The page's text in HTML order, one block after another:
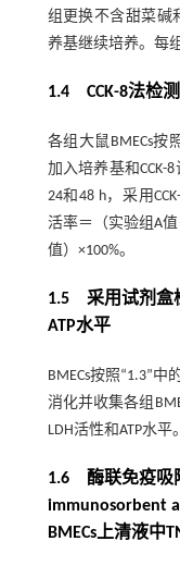
组更换不含甜菜碱
养基继续培养。每
1.4 CCK-8法检
各组大鼠BMECs按
加入培养基和CCK-
24和48 h，采用
活率＝（实验组A
值）×100%。
1.5 采用试剂盒
ATP水平
BMECs按照“1.3”
消化并收集各组
LDH活性和ATP水平。
1.6 酶联免疫吸
immunosorbent
BMECs上清液中